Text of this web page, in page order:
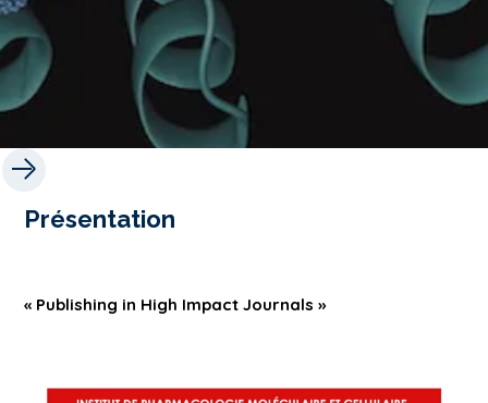
Présentation
« Publishing in High Impact Journals »